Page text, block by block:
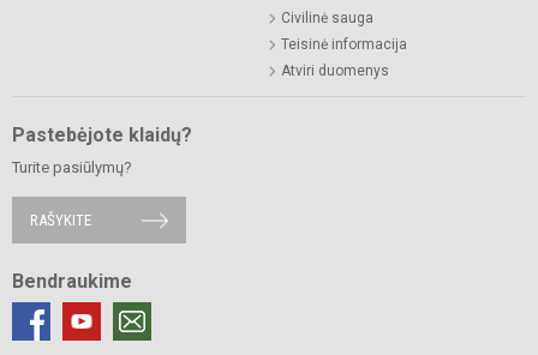
Civilinė sauga
Teisinė informacija
Atviri duomenys
Pastebėjote klaidų?
Turite pasiūlymų?
RAŠYKITE
Bendraukime